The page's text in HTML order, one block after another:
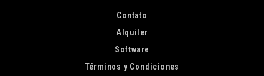
Contato
Alquiler
Software
Términos y Condiciones